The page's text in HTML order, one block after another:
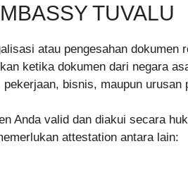
TUVALU
atau pengesahan dokumen
ketika dokumen dari negara
bisnis, maupun urusan
Anda valid dan diakui secara
attestation antara lain: